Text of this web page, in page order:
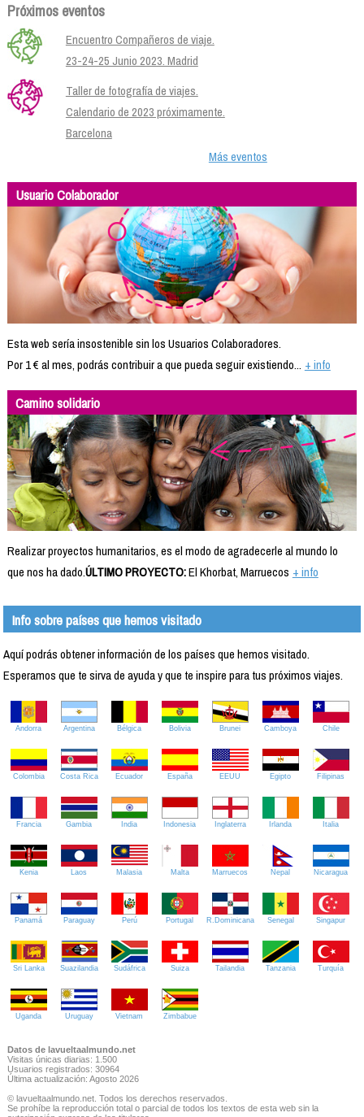
Próximos eventos
Encuentro Compañeros de viaje.
23-24-25 Junio 2023. Madrid
Taller de fotografía de viajes.
Calendario de 2023 próximamente.
Barcelona
Más eventos
Usuario Colaborador
Esta web sería insostenible sin los Usuarios Colaboradores.
Por 1 € al mes, podrás contribuir a que pueda seguir existiendo... + info
Camino solidario
Realizar proyectos humanitarios, es el modo de agradecerle al mundo lo
que nos ha dado.ÚLTIMO PROYECTO:El Khorbat, Marruecos + info
Info sobre países que hemos visitado
Aquí podrás obtener información de los países que hemos visitado.
Esperamos que te sirva de ayuda y que te inspire para tus próximos viajes.
Andorra Argentina Bélgica Bolivia Brunei Camboya Chile
Colombia Costa Rica Ecuador España EEUU Egipto Filipinas
Francia Gambia India Indonesia Inglaterra Irlanda Italia
Kenia Laos Malasia Malta Marruecos Nepal Nicaragua
Panamá Paraguay Perú Portugal R.Dominicana Senegal Singapur
Sri Lanka Suazilandia Sudáfrica Suiza Tailandia Tanzania Turquía
Uganda Uruguay Vietnam Zimbabue
Datos de lavueltaalmundo.net
Visitas únicas diarias: 1.500
Usuarios registrados: 30964
Última actualización: Agosto 2026
© lavueltaalmundo.net. Todos los derechos reservados.
Se prohíbe la reproducción total o parcial de todos los textos de esta web sin la